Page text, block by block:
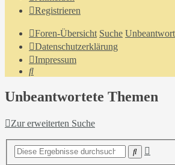
Registrieren
Foren-Übersicht Suche
Datenschutzerklärung
Impressum
Suche
Unbeantwortete Themen
Zur erweiterten Suche
Suche